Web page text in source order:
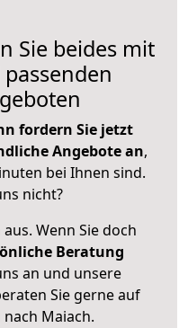
Sie beides mit
fordern Sie jetzt
Angebote an,
bei Ihnen sind.
nicht?
Wenn Sie doch
Beratung
an und unsere
Sie gerne auf
Maiach.